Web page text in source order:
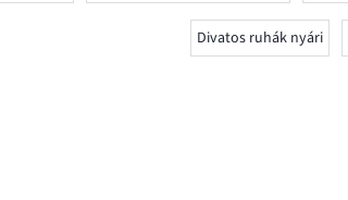
Divatos ruhák nyári